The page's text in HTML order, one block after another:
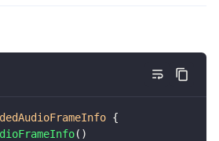
延、高并发、安全、全球化的即时聊天云服
v4.2.1
{
( )